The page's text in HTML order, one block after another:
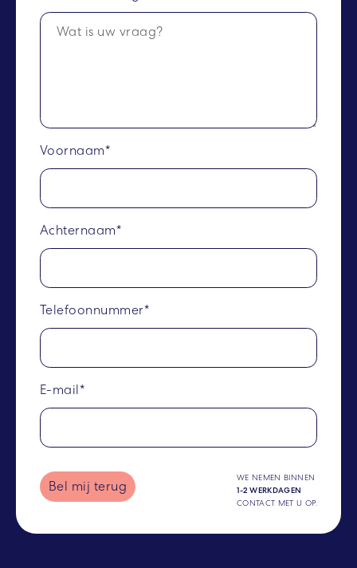
Voornaam*
Achternaam*
Telefoonnummer*
E-mail*
Bel mij terug
WE NEMEN BINNEN
1-2 WERKDAGEN
CONTACT MET U OP.